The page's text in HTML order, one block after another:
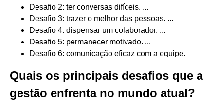
Desafio 2: ter conversas difíceis. ...
Desafio 3: trazer o melhor das pessoas. ...
Desafio 4: dispensar um colaborador. ...
Desafio 5: permanecer motivado. ...
Desafio 6: comunicação eficaz com a equipe.
Quais os principais desafios que a
gestão enfrenta no mundo atual?